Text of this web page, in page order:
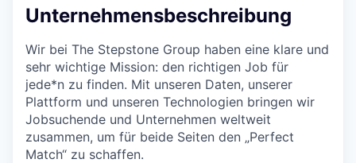
Unternehmensbeschreibung
Wir bei The Stepstone Group haben eine klare und
sehr wichtige Mission: den richtigen Job für
jede*n zu finden. Mit unseren Daten, unserer
Plattform und unseren Technologien bringen wir
Jobsuchende und Unternehmen weltweit
zusammen, um für beide Seiten den „Perfect
Match“ zu schaffen.